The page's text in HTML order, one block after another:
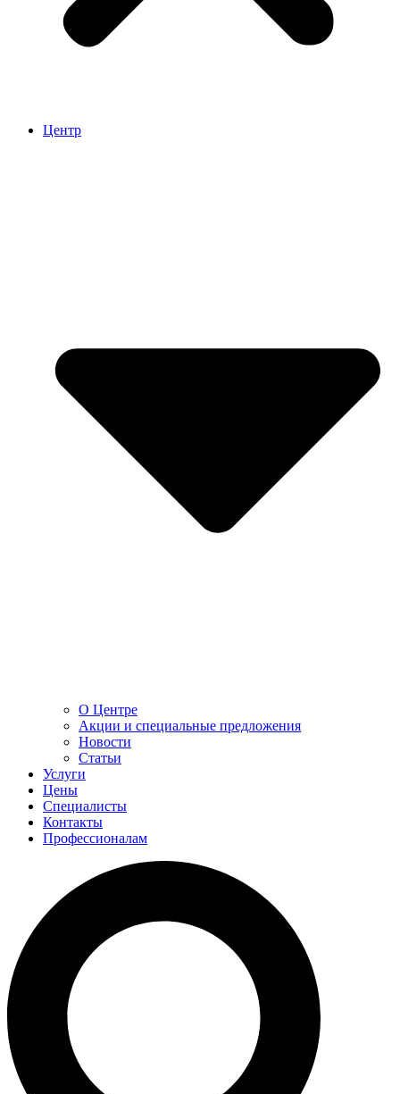
Центр
О Центре
Акции и специальные предложения
Новости
Статьи
Услуги
Цены
Специалисты
Контакты
Профессионалам